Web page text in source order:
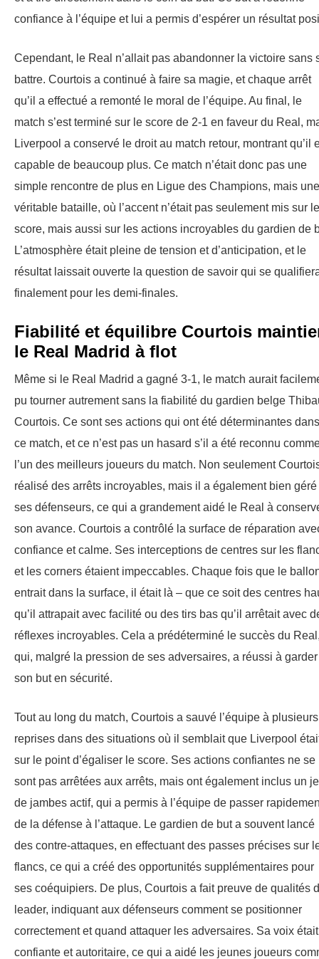
confiance à l’équipe et lui a permis d’espérer un résultat
Cependant, le Real n’allait pas abandonner la victoire sans
battre. Courtois a continué à faire sa magie, et chaque arrêt
qu’il a effectué a remonté le moral de l’équipe. Au final, le
match s’est terminé sur le score de 2-1 en faveur du Real,
Liverpool a conservé le droit au match retour, montrant qu’il
capable de beaucoup plus. Ce match n’était donc pas une
simple rencontre de plus en Ligue des Champions, mais une
véritable bataille, où l’accent n’était pas seulement mis sur le
score, mais aussi sur les actions incroyables du gardien de
L’atmosphère était pleine de tension et d’anticipation, et le
résultat laissait ouverte la question de savoir qui se
finalement pour les demi-finales.
Fiabilité et équilibre Courtois
le Real Madrid à flot
Même si le Real Madrid a gagné 3-1, le match aurait
pu tourner autrement sans la fiabilité du gardien belge
Courtois. Ce sont ses actions qui ont été déterminantes dans
ce match, et ce n’est pas un hasard s’il a été reconnu
l’un des meilleurs joueurs du match. Non seulement
réalisé des arrêts incroyables, mais il a également bien géré
ses défenseurs, ce qui a grandement aidé le Real à
son avance. Courtois a contrôlé la surface de réparation
confiance et calme. Ses interceptions de centres sur les
et les corners étaient impeccables. Chaque fois que le
entrait dans la surface, il était là – que ce soit des centres
qu’il attrapait avec facilité ou des tirs bas qu’il arrêtait avec
réflexes incroyables. Cela a prédéterminé le succès du
qui, malgré la pression de ses adversaires, a réussi à garder
son but en sécurité.
Tout au long du match, Courtois a sauvé l’équipe à plusieurs
reprises dans des situations où il semblait que Liverpool
sur le point d’égaliser le score. Ses actions confiantes ne se
sont pas arrêtées aux arrêts, mais ont également inclus un
de jambes actif, qui a permis à l’équipe de passer
de la défense à l’attaque. Le gardien de but a souvent lancé
des contre-attaques, en effectuant des passes précises sur
flancs, ce qui a créé des opportunités supplémentaires pour
ses coéquipiers. De plus, Courtois a fait preuve de qualités
leader, indiquant aux défenseurs comment se positionner
correctement et quand attaquer les adversaires. Sa voix était
confiante et autoritaire, ce qui a aidé les jeunes joueurs